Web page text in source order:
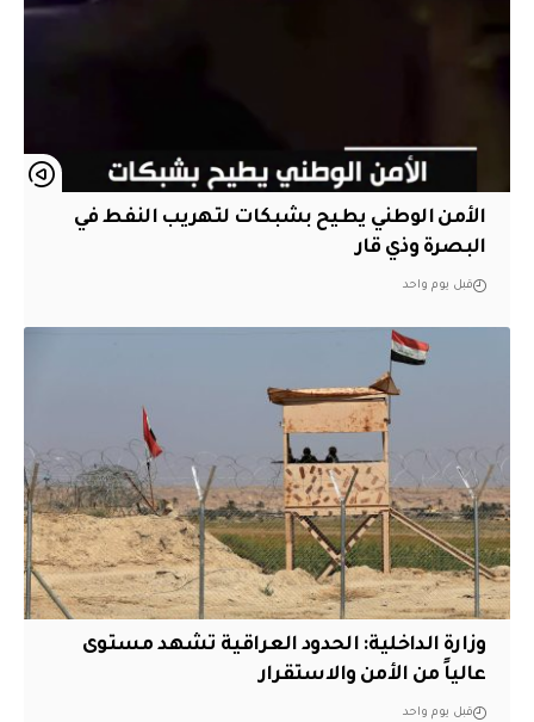
الأمن الوطني يطيح بشبكات لتهريب النفط في
البصرة وذي قار
قبل يوم واحد
وزارة الداخلية: الحدود العراقية تشهد مستوى
عالياً من الأمن والاستقرار
قبل يوم واحد